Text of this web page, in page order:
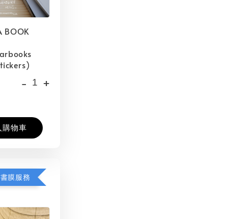
BOOK
- +
購物車
膜服務